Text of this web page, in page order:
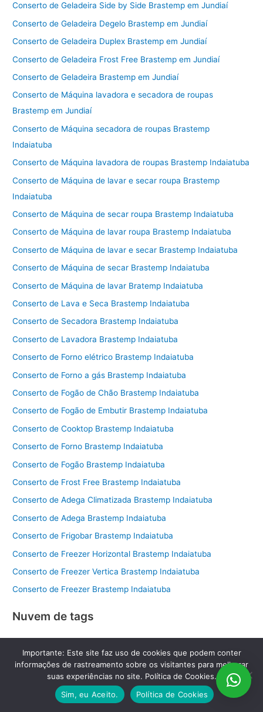
Conserto de Geladeira Side by Side Brastemp em Jundiaí
Conserto de Geladeira Degelo Brastemp em Jundiaí
Conserto de Geladeira Duplex Brastemp em Jundiaí
Conserto de Geladeira Frost Free Brastemp em Jundiaí
Conserto de Geladeira Brastemp em Jundiaí
Conserto de Máquina lavadora e secadora de roupas
Brastemp em Jundiaí
Conserto de Máquina secadora de roupas Brastemp
Indaiatuba
Conserto de Máquina lavadora de roupas Brastemp Indaiatuba
Conserto de Máquina de lavar e secar roupa Brastemp
Indaiatuba
Conserto de Máquina de secar roupa Brastemp Indaiatuba
Conserto de Máquina de lavar roupa Brastemp Indaiatuba
Conserto de Máquina de lavar e secar Brastemp Indaiatuba
Conserto de Máquina de secar Brastemp Indaiatuba
Conserto de Máquina de lavar Bratemp Indaiatuba
Conserto de Lava e Seca Brastemp Indaiatuba
Conserto de Secadora Brastemp Indaiatuba
Conserto de Lavadora Brastemp Indaiatuba
Conserto de Forno elétrico Brastemp Indaiatuba
Conserto de Forno a gás Brastemp Indaiatuba
Conserto de Fogão de Chão Brastemp Indaiatuba
Conserto de Fogão de Embutir Brastemp Indaiatuba
Conserto de Cooktop Brastemp Indaiatuba
Conserto de Forno Brastemp Indaiatuba
Conserto de Fogão Brastemp Indaiatuba
Conserto de Frost Free Brastemp Indaiatuba
Conserto de Adega Climatizada Brastemp Indaiatuba
Conserto de Adega Brastemp Indaiatuba
Conserto de Frigobar Brastemp Indaiatuba
Conserto de Freezer Horizontal Brastemp Indaiatuba
Conserto de Freezer Vertica Brastemp Indaiatuba
Conserto de Freezer Brastemp Indaiatuba
Nuvem de tags
assistência eletrodoméstico cabreúva
assistência técnica adega sorocaba
assistência técnica ar-condicionado cabreuva
Importante: Este site faz uso de cookies que podem conter
informações de rastreamento sobre os visitantes para melhorar
suas experiências no site. Política de Cookies.
Sim, eu Aceito.
Política de Cookies